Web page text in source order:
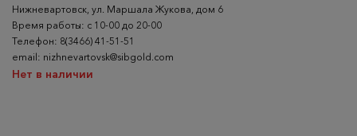
Нижневартовск, ул. Маршала Жукова, дом 6
Время работы: с 10-00 до 20-00
Телефон: 8(3466) 41-51-51
email: nizhnevartovsk@sibgold.com
Нет в наличии